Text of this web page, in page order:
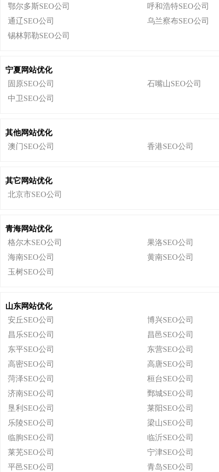
鄂尔多斯SEO公司
呼和浩特SEO公司
通辽SEO公司
乌兰察布SEO公司
锡林郭勒SEO公司
宁夏网站优化
固原SEO公司
石嘴山SEO公司
中卫SEO公司
其他网站优化
澳门SEO公司
香港SEO公司
其它网站优化
北京市SEO公司
青海网站优化
格尔木SEO公司
果洛SEO公司
海南SEO公司
黄南SEO公司
玉树SEO公司
山东网站优化
安丘SEO公司
博兴SEO公司
昌乐SEO公司
昌邑SEO公司
东平SEO公司
东营SEO公司
高密SEO公司
高唐SEO公司
菏泽SEO公司
桓台SEO公司
济南SEO公司
鄄城SEO公司
垦利SEO公司
莱阳SEO公司
乐陵SEO公司
梁山SEO公司
临朐SEO公司
临沂SEO公司
莱芜SEO公司
宁津SEO公司
平邑SEO公司
青岛SEO公司